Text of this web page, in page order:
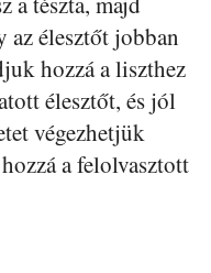
az élesztőt jobban
hozzá a liszthez
élesztőt, és jól
végezhetjük
a felolvasztott